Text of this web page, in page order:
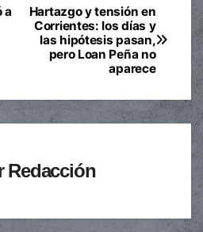
Hartazgo y tensión en
Corrientes: los días y
las hipótesis pasan,
pero Loan Peña no
aparece
a
Redacción